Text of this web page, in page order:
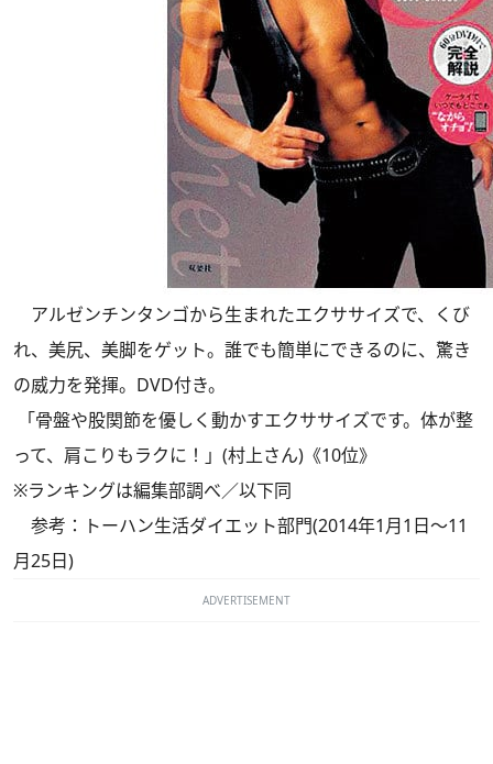
アルゼンチンタンゴから生まれたエクササイズで、くび
れ、美尻、美脚をゲット。誰でも簡単にできるのに、驚き
の威力を発揮。DVD付き。
「骨盤や股関節を優しく動かすエクササイズです。体が整
って、肩こりもラクに！」(村上さん)《10位》
※ランキングは編集部調べ／以下同
参考：トーハン生活ダイエット部門(2014年1月1日～11
月25日)
ADVERTISEMENT